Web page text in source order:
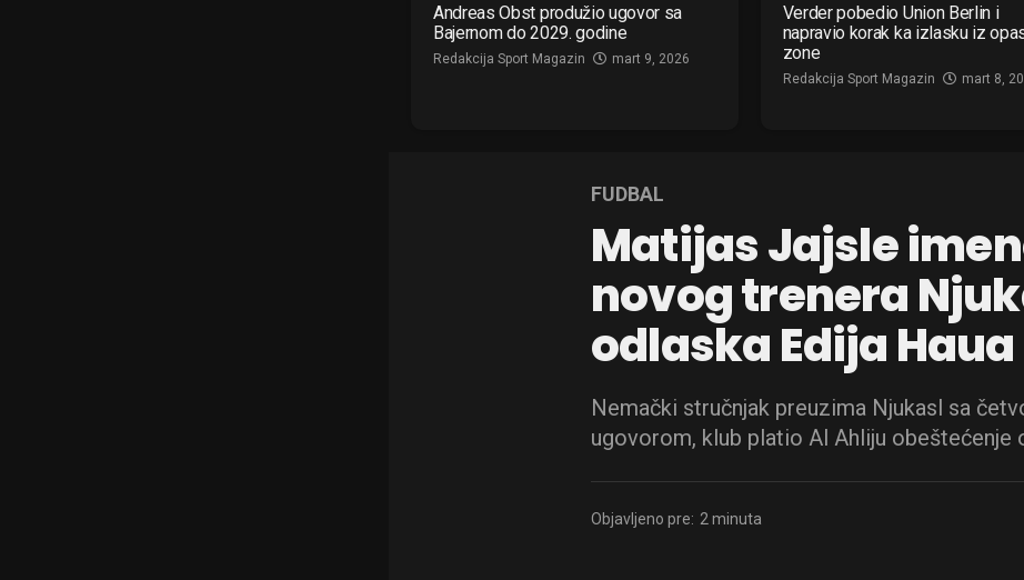
Andreas Obst produžio ugovor sa
Bajernom do 2029. godine
Redakcija Sport Magazin mart 9, 2026
Verder pobedio Union Berlin i
napravio korak ka izlasku iz
zone
Redakcija Sport Magazin mart 8,
FUDBAL
Matijas Jajsle
novog trenera
odlaska Edija Haua
Nemački stručnjak preuzima Njukasl sa
ugovorom, klub platio Al Ahliju obeštećenje
Objavljeno pre: 2 minuta